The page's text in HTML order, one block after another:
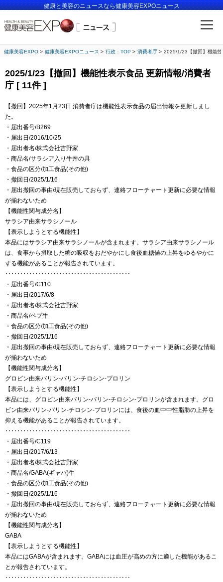
健康と美容のニュースなら健康美容EXPOニュース
健康美容EXPO 健康美容EXPOニュース 行政：TOP 消費者庁 2025/1/23【撤回】機能
2025/1/23【撤回】機能性表示食品 更新情報/消費者
庁 [ 11件 ]
【撤回】2025年1月23日 消費者庁は機能性表示食品の届出情報を更新しまし
た。
・届出番号/B269
・届出日/2016/10/25
・届出者名/株式会社吉野家
・商品名/サラシア入り牛丼の具
・食品の区分/加工食品(その他)
・撤回日/2025/1/16
・届出撤回の事由/現在販売しておらず、連絡フローチャート更新に必要な情報
が揃わないため
【機能性関与成分名】
サラシア由来サラシノール
【表示しようとする機能性】
本品にはサラシア由来サラシノールが含まれます。サラシア由来サラシノール
は、食事から摂取した糖の吸収をおだやかにし食後血糖値の上昇をゆるやかに
する機能があることが報告されています。
‥‥‥‥‥‥‥‥‥‥‥‥‥‥‥‥‥‥‥‥‥
・届出番号/C110
・届出日/2017/6/8
・届出者名/株式会社吉野家
・商品名/ペプ牛
・食品の区分/加工食品(その他)
・撤回日/2025/1/16
・届出撤回の事由/現在販売しておらず、連絡フローチャート更新に必要な情報
が揃わないため
【機能性関与成分名】
グロビン由来バリン-バリン-チロシン-プロリン
【表示しようとする機能性】
本品には、グロビン由来バリン-バリン-チロシン-プロリンが含まれます。グロ
ビン由来バリン-バリン-チロシン-プロリンには、食後の血中中性脂肪の上昇を
抑える機能があることが報告されています。
‥‥‥‥‥‥‥‥‥‥‥‥‥‥‥‥‥‥‥‥‥
・届出番号/C119
・届出日/2017/6/13
・届出者名/株式会社吉野家
・商品名/GABA(ギャバ)牛
・食品の区分/加工食品(その他)
・撤回日/2025/1/16
・届出撤回の事由/現在販売しておらず、連絡フローチャート更新に必要な情報
が揃わないため
【機能性関与成分名】
GABA
【表示しようとする機能性】
本品にはGABAが含まれます。GABAには血圧が高めの方に適した機能があるこ
とが報告されています。
‥‥‥‥‥‥‥‥‥‥‥‥‥‥‥‥‥‥‥‥‥